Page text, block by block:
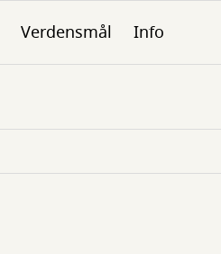
Verdensmål Info